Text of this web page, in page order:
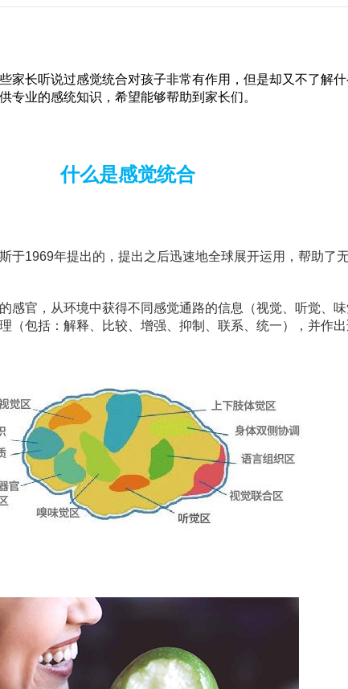
家长听说过感觉统合对孩子非常有作用，但是却又不了解
专业的感统知识，希望能够帮助到家长们。
什么是感觉统合
于1969年提出的，提出之后迅速地全球展开运用，帮助了无
感官，从环境中获得不同感觉通路的信息（视觉、听觉、
（包括：解释、比较、增强、抑制、联系、统一），并作出